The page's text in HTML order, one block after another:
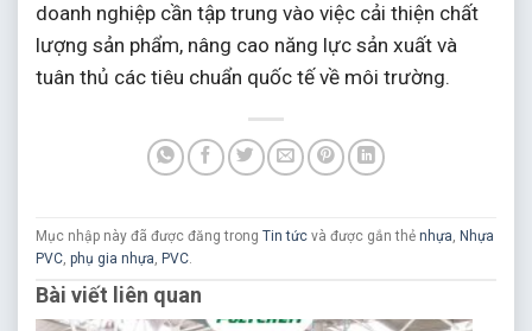
doanh nghiệp cần tập trung vào việc cải thiện chất
lượng sản phẩm, nâng cao năng lực sản xuất và
tuân thủ các tiêu chuẩn quốc tế về môi trường.
Mục nhập này đã được đăng trong Tin tức và được gắn thẻ nhựa Nhựa
PVC phụ gia nhựa PVC
Bài viết liên quan